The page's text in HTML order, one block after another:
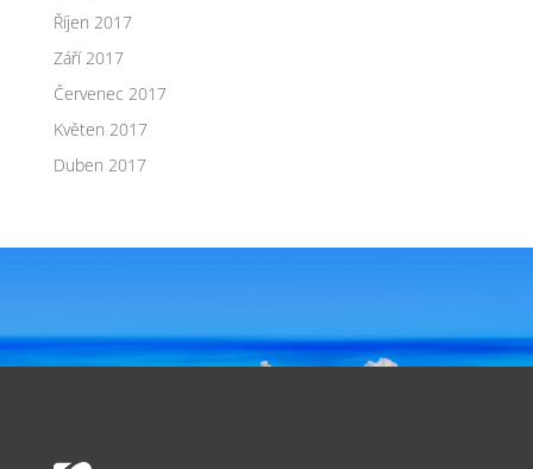
Říjen 2017
Září 2017
Červenec 2017
Květen 2017
Duben 2017